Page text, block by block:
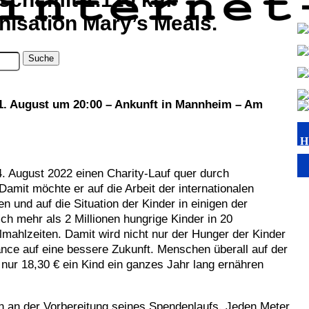
Mary’s Meals.
August um 20:00 – Ankunft in Mannheim – Am
August 2022 einen Charity-Lauf quer durch
möchte er auf die Arbeit der internationalen
und auf die Situation der Kinder in einigen der
mehr als 2 Millionen hungrige Kinder in 20
Damit wird nicht nur der Hunger der Kinder
auf eine bessere Zukunft. Menschen überall auf der
18,30 € ein Kind ein ganzes Jahr lang ernähren